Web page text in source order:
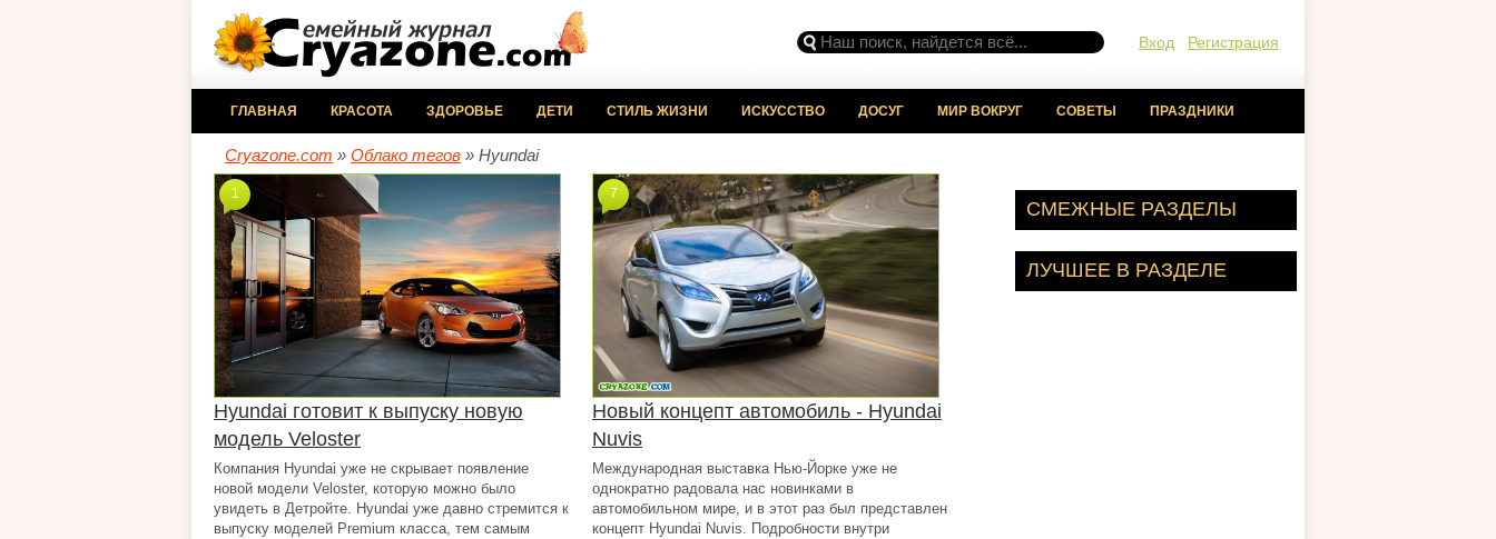
Вход Регистрация
ГЛАВНАЯ КРАСОТА ЗДОРОВЬЕ ДЕТИ СТИЛЬ ЖИЗНИ ИСКУССТВО ДОСУГ МИР ВОКРУГ СОВЕТЫ ПРАЗДНИКИ
Cryazone.com » Облако тегов » Hyundai
Hyundai готовит к выпуску новую
модель Veloster
Компания Hyundai уже не скрывает появление
новой модели Veloster, которую можно было
увидеть в Детройте. Hyundai уже давно стремится к
выпуску моделей Premium класса, тем самым
1
Новый концепт автомобиль - Hyundai
Nuvis
Международная выставка Нью-Йорке уже не
однократно радовала нас новинками в
автомобильном мире, и в этот раз был представлен
концепт Hyundai Nuvis. Подробности внутри
7
СМЕЖНЫЕ РАЗДЕЛЫ
ЛУЧШЕЕ В РАЗДЕЛЕ